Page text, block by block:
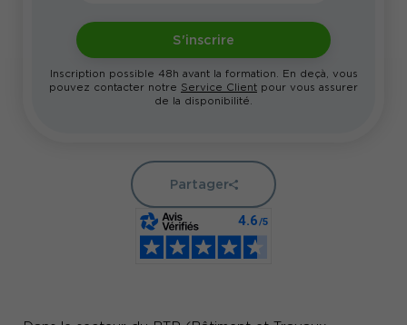
S'inscrire
Inscription possible 48h avant la formation. En deçà, vous
pouvez contacter notre Service Client pour vous assurer
de la disponibilité.
Partager